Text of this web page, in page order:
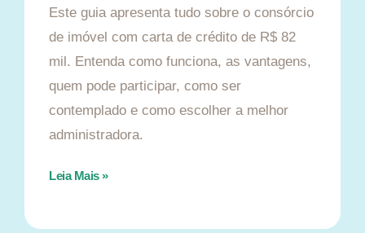
Este guia apresenta tudo sobre o consórcio
de imóvel com carta de crédito de R$ 82
mil. Entenda como funciona, as vantagens,
quem pode participar, como ser
contemplado e como escolher a melhor
administradora.
Leia Mais »